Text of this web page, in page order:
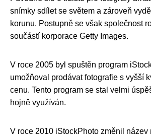
snímky sdílet se světem a zároveň
korunu. Postupně se však společnost
součástí korporace Getty Images.
V roce 2005 byl spuštěn program
umožňoval prodávat fotografie s vyšší
cenu. Tento program se stal velmi
hojně využíván.
V roce 2010 iStockPhoto změnil název